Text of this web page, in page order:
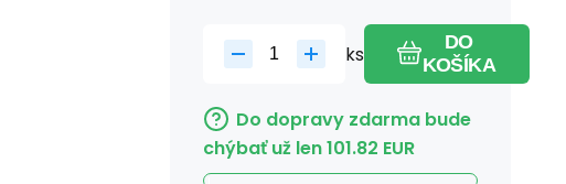
ks
DO
KOŠÍKA
Do dopravy zdarma bude
chýbať už len101.82 EUR